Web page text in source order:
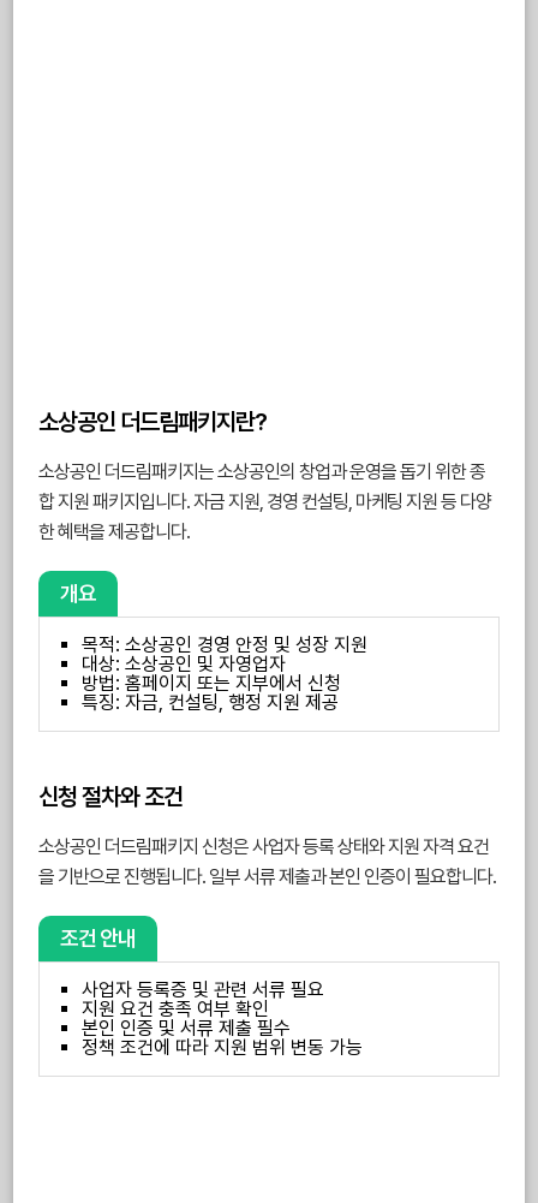
소상공인 더드림패키지란?
소상공인 더드림패키지는 소상공인의 창업과 운영을 돕기 위한 종
합 지원 패키지입니다. 자금 지원, 경영 컨설팅, 마케팅 지원 등 다양
한 혜택을 제공합니다.
개요
목적: 소상공인 경영 안정 및 성장 지원
대상: 소상공인 및 자영업자
방법: 홈페이지 또는 지부에서 신청
특징: 자금, 컨설팅, 행정 지원 제공
신청 절차와 조건
소상공인 더드림패키지 신청은 사업자 등록 상태와 지원 자격 요건
을 기반으로 진행됩니다. 일부 서류 제출과 본인 인증이 필요합니다.
조건 안내
사업자 등록증 및 관련 서류 필요
지원 요건 충족 여부 확인
본인 인증 및 서류 제출 필수
정책 조건에 따라 지원 범위 변동 가능